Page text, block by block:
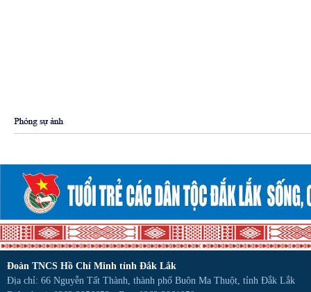
Đoàn TNCS Hồ Chí Minh tỉnh Đắk Lắk
Địa chỉ: 66 Nguyễn Tất Thành, thành phố Buôn Ma Thuột, tỉnh Đắk Lắk